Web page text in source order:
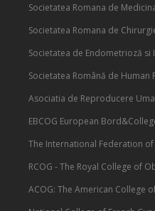
Societatea Romana de
Societatea Romana de
Societatea de Endometrioză si
Societatea Română de Human
Asociatia de Reproducere
EBCOG European
The International Federation
RCOG - The Royal College of
ACOG: The American College